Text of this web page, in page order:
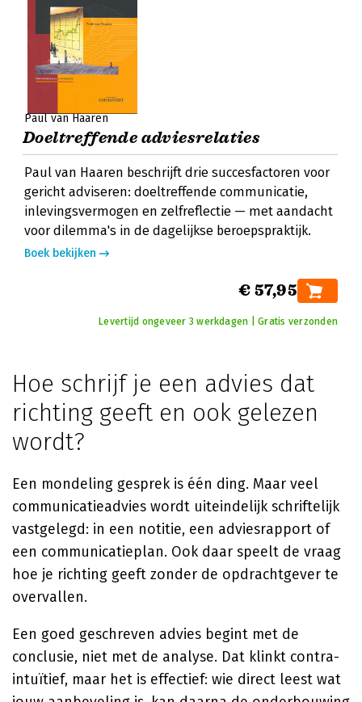
Paul van Haaren
Doeltreffende adviesrelaties
Paul van Haaren beschrijft drie succesfactoren voor
gericht adviseren: doeltreffende communicatie,
inlevingsvermogen en zelfreflectie — met aandacht
voor dilemma's in de dagelijkse beroepspraktijk.
Boek bekijken
€ 57,95
Levertijd ongeveer 3 werkdagen | Gratis verzonden
Hoe schrijf je een advies dat
richting geeft en ook gelezen
wordt?
Een mondeling gesprek is één ding. Maar veel
communicatieadvies wordt uiteindelijk schriftelijk
vastgelegd: in een notitie, een adviesrapport of
een communicatieplan. Ook daar speelt de vraag
hoe je richting geeft zonder de opdrachtgever te
overvallen.
Een goed geschreven advies begint met de
conclusie, niet met de analyse. Dat klinkt contra-
intuïtief, maar het is effectief: wie direct leest wat